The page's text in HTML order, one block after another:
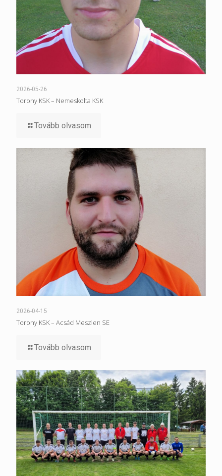
2026-05-26
Torony KSK – Nemeskolta KSK
Tovább olvasom
2026-04-15
Torony KSK – Acsád Meszlen SE
Tovább olvasom